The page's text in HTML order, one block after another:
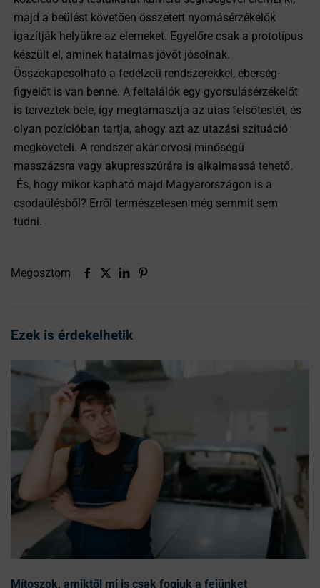
majd a beülést követően összetett nyomásérzékelők
igazítják helyükre az elemeket. Egyelőre csak a prototípus
készült el, aminek hatalmas jövőt jósolnak.
Összekapcsolható a fedélzeti rendszerekkel, éberség-
figyelőt is van benne. A feltalálók egy gyorsulásérzékelőt
is terveztek bele, így megtámasztja az utas felsőtestét, és
olyan pozícióban tartja, ahogy azt az utazási szituáció
megköveteli. A rendszer akár orvosi minőségű
masszázsra vagy akupresszúrára is alkalmassá tehető.
És, hogy mikor kapható majd Magyarországon is a
csodaülésből? Erről természetesen még semmit sem
tudni.
Megosztom
Ezek is érdekelhetik
Mítoszok, amiktől mi is csak fogjuk a fejünket